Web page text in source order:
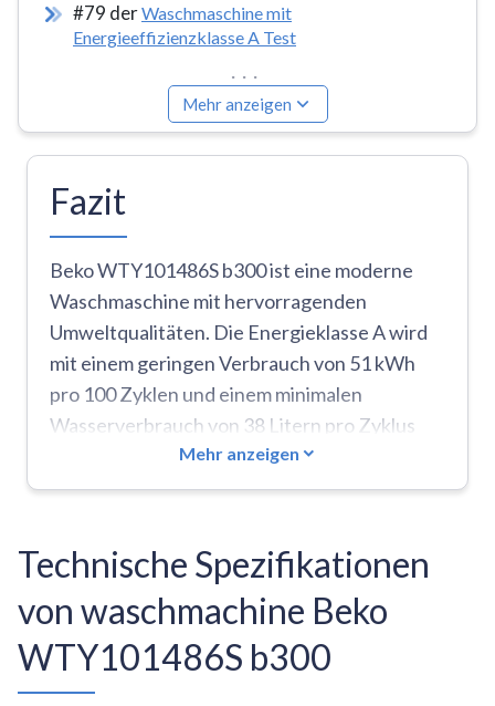
#79 derWaschmaschine mit
Energieeffizienzklasse A Test
...
Mehr anzeigen
Fazit
Beko WTY101486S b300 ist eine moderne
Waschmaschine mit hervorragenden
Umweltqualitäten. Die Energieklasse A wird
mit einem geringen Verbrauch von 51 kWh
pro 100 Zyklen und einem minimalen
Wasserverbrauch von 38 Litern pro Zyklus
kombiniert. Die SteamCure-Technologie wirkt
auf Flecken während des Vorwaschens für
Reduzierung der Falten. Die Bluetooth-
Konnektivität ermöglicht das Speichern
bevorzugter Einstellungen über eine App,
während die AquaStop-Funktion Sicherheit
vor Lecks bietet. Die Innenbeleuchtung
Mehr anzeigen
Technische Spezifikationen
von waschmachine Beko
WTY101486S b300